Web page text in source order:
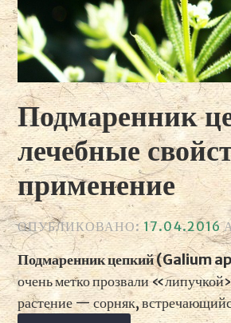
Подмаренник
лечебные
применение
ОПУБЛИКОВАНО: 17.04.2016
Подмаренник цепкий (Galium
очень метко прозвали
растение — сорняк,